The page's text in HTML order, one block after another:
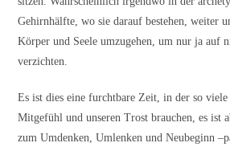
Gehirnhälfte, wo sie darauf bestehen, weiter
Körper und Seele umzugehen, um nur ja auf
verzichten.
Es ist dies eine furchtbare Zeit, in der so viele
Mitgefühl und unseren Trost brauchen, es ist
zum Umdenken, Umlenken und Neubeginn